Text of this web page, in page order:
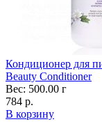
Кондиционер для
Beauty Conditioner
Вес: 500.00 г
784 р.
В корзину